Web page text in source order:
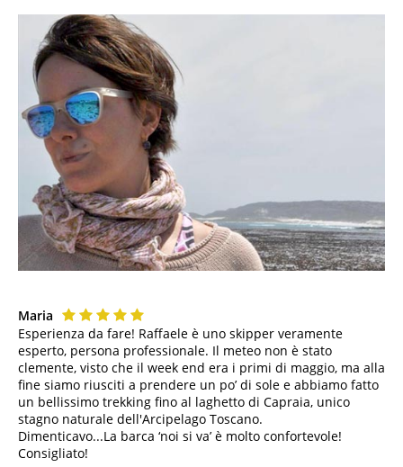
Maria
Esperienza da fare! Raffaele è uno skipper veramente
esperto, persona professionale. Il meteo non è stato
clemente, visto che il week end era i primi di maggio, ma alla
fine siamo riusciti a prendere un po’ di sole e abbiamo fatto
un bellissimo trekking fino al laghetto di Capraia, unico
stagno naturale dell'Arcipelago Toscano.
Dimenticavo...La barca ‘noi si va’ è molto confortevole!
Consigliato!